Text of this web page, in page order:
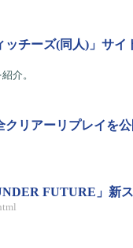
チーズ(同人)」サイ
介。
リアーリプレイを公
FUTURE」新